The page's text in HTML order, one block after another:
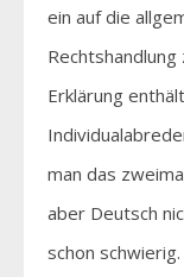
ein auf die
Erklärung
man das
aber Deutsch
schon